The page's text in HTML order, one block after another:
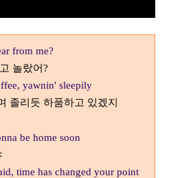
from me?
놀랐어?
yawnin' sleepily
졸리듯 하품하고 있겠지
be home soon
time has changed your point